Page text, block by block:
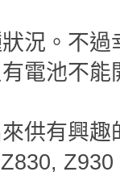
況。不
電池不
供有興